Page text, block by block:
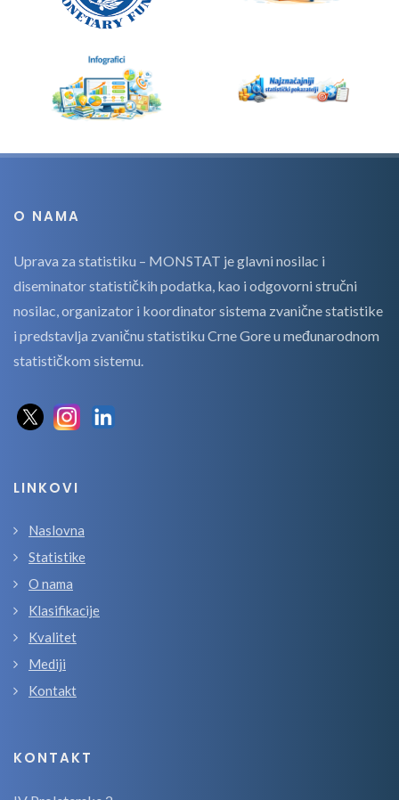
O NAMA
Uprava za statistiku – MONSTAT je glavni nosilac i
diseminator statističkih podatka, kao i odgovorni stručni
nosilac, organizator i koordinator sistema zvanične statistike
i predstavlja zvaničnu statistiku Crne Gore u međunarodnom
statističkom sistemu.
LINKOVI
Naslovna
Statistike
O nama
Klasifikacije
Kvalitet
Mediji
Kontakt
KONTAKT